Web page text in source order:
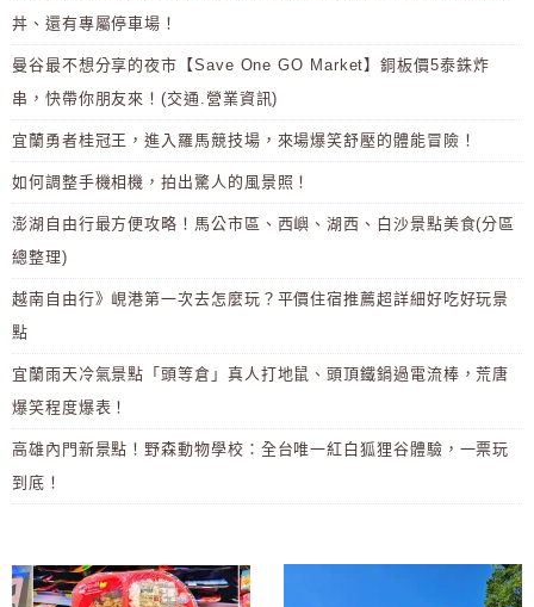
丼、還有專屬停車場！
曼谷最不想分享的夜市【Save One GO Market】銅板價5泰銖炸
串，快帶你朋友來！(交通.營業資訊)
宜蘭勇者桂冠王，進入羅馬競技場，來場爆笑舒壓的體能冒險！
如何調整手機相機，拍出驚人的風景照！
澎湖自由行最方便攻略！馬公市區、西嶼、湖西、白沙景點美食(分區
總整理)
越南自由行》峴港第一次去怎麼玩？平價住宿推薦超詳細好吃好玩景
點
宜蘭雨天冷氣景點「頭等倉」真人打地鼠、頭頂鐵鍋過電流棒，荒唐
爆笑程度爆表！
高雄內門新景點！野森動物學校：全台唯一紅白狐狸谷體驗，一票玩
到底！